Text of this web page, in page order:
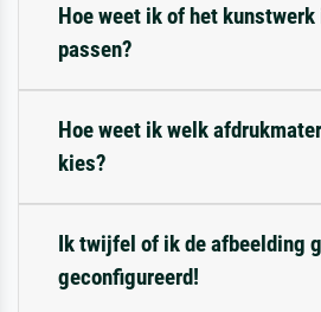
Hoe weet ik of het
passen?
Hoe weet ik welk
kies?
Ik twijfel of ik de afbeelding
geconfigureerd!